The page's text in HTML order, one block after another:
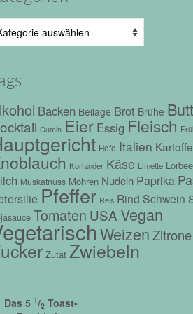
Backen Beilage Brot Brühe
Cumin Eier Essig Fleisch
Hefe Italien
Koriander Käse Limette
Muskatnuss Möhren Nudeln Paprika
Pfeffer Reis Rind Schwein
Tomaten USA Vegan
WeizenZitrone
Zutat Zwiebeln
Das 5 1/2Toast-